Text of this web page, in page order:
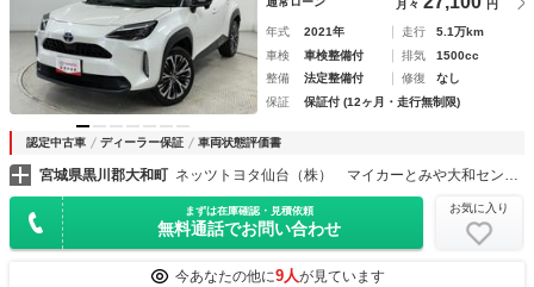
月々 円
年式 2021年 走行
5.1万km
車検
車検整備付 排気
1500cc
整備
法定整備付 修復
なし
保証
保証付 (12ヶ月・走行無制限)
認定中古車 ディーラー保証 車両状態評価書
宮城県黒川郡大和町
まずは在庫確認・見積依頼
無料通話でお問い合わせ
お気に入り
今あなたの他に9人が見ています